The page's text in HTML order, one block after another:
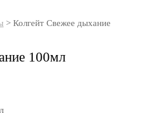
> Колгейт Свежее дыхание
100мл